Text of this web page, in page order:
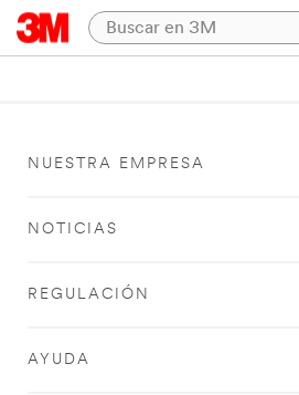
NUESTRA EMPRESA
NOTICIAS
REGULACIÓN
AYUDA